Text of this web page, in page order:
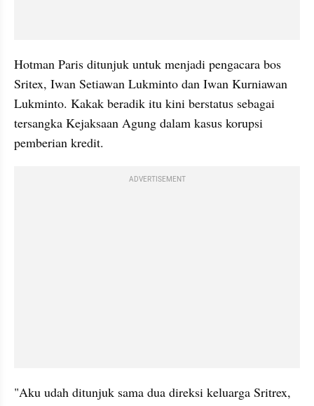
Hotman Paris ditunjuk untuk menjadi pengacara bos
Sritex, Iwan Setiawan Lukminto dan Iwan Kurniawan
Lukminto. Kakak beradik itu kini berstatus sebagai
tersangka Kejaksaan Agung dalam kasus korupsi
pemberian kredit.
ADVERTISEMENT
"Aku udah ditunjuk sama dua direksi keluarga Sritrex,